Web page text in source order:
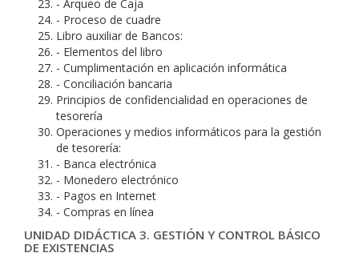
- Arqueo de Caja
- Proceso de cuadre
Libro auxiliar de Bancos:
- Elementos del libro
- Cumplimentación en aplicación informática
- Conciliación bancaria
Principios de confidencialidad en operaciones de
tesorería
Operaciones y medios informáticos para la gestión
de tesorería:
- Banca electrónica
- Monedero electrónico
- Pagos en Internet
- Compras en línea
UNIDAD DIDÁCTICA 3. GESTIÓN Y CONTROL BÁSICO
DE EXISTENCIAS